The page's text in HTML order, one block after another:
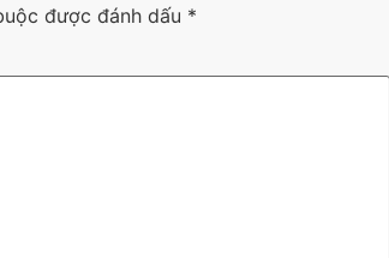
được đánh dấu *